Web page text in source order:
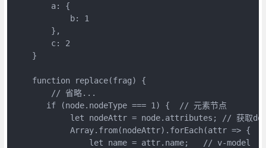
        a: {
            b: 1
        },
        c: 2
    }
    function replace(frag) {
        // 省略...
       if (node.nodeType === 1) {  // 元素节点
let nodeAttr = node.attributes; // 获取dom
            Array.from(nodeAttr).forEach(attr => {
let name = attr.name;   // v-model